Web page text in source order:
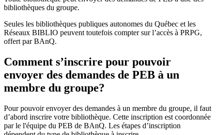
bibliothèques du groupe.
Seules les bibliothèques publiques autonomes du Québec et les
Réseaux BIBLIO peuvent toutefois compter sur l’accès à PRPG,
offert par BAnQ.
Comment s’inscrire pour pouvoir
envoyer des demandes de PEB à un
membre du groupe?
Pour pouvoir envoyer des demandes à un membre du groupe, il faut
d’abord inscrire votre bibliothèque. Cette inscription est coordonnée
par le l'équipe du PEB de BAnQ. Les étapes d’inscription